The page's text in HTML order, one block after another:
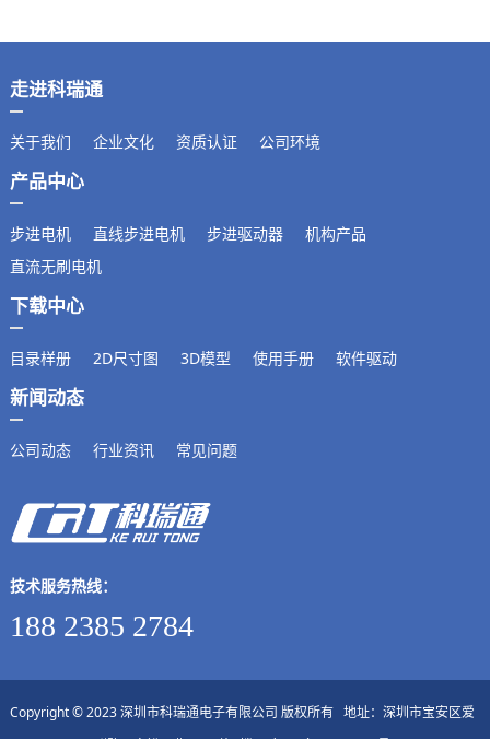
保持力矩N.m
备注信息
走进科瑞通
关于我们 企业文化 资质认证 公司环境
产品中心
步进电机 直线步进电机 步进驱动器
机构产品
直流无刷电机
下载中心
目录样册 2D尺寸图 3D模型 使用手册 软件驱动
新闻动态
公司动态 行业资讯 常见问题
技术服务热线：
188 2385 2784
Copyright © 2023 深圳市科瑞通电子有限公司 版权所有 地址：深圳市宝安区爱